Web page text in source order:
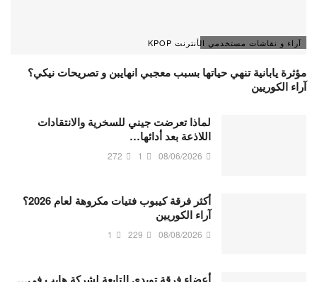
آراء و نقاشات مستخدمي الأنترنت KPOP
مؤثرة يابانية تنهي حياتها بسبب معجبي انهايبن و تصريحات نيكي؟
آراء الكوريين
لماذا تعرضت جيني للسخرية والانتقادات
اللاذعة بعد أدائها…
08/06/2026
1
272
أكثر فرقة كيبوب فتيات مكروهة لعام 2026؟
آراء الكوريين
08/08/2026
229
1